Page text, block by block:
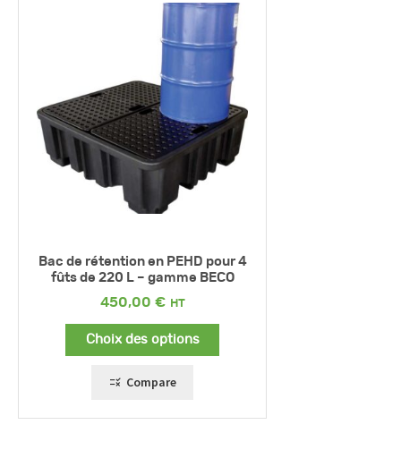
Bac de rétention en PEHD pour 4
fûts de 220 L – gamme BECO
450,00 €
Choix des options
Compare